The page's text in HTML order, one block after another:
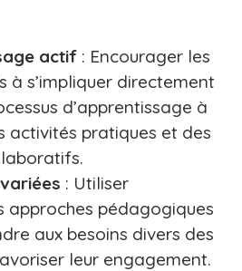
actif : Encourager les
à s’impliquer directement
d’apprentissage à
activités pratiques et des
: Utiliser
approches pédagogiques
aux besoins divers des
leur engagement.